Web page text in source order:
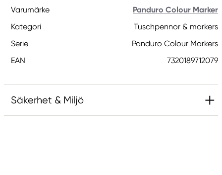
Varumärke
Panduro Colour Marker
Kategori
Tuschpennor & markers
Serie
Panduro Colour Markers
EAN
7320189712079
Säkerhet & Miljö